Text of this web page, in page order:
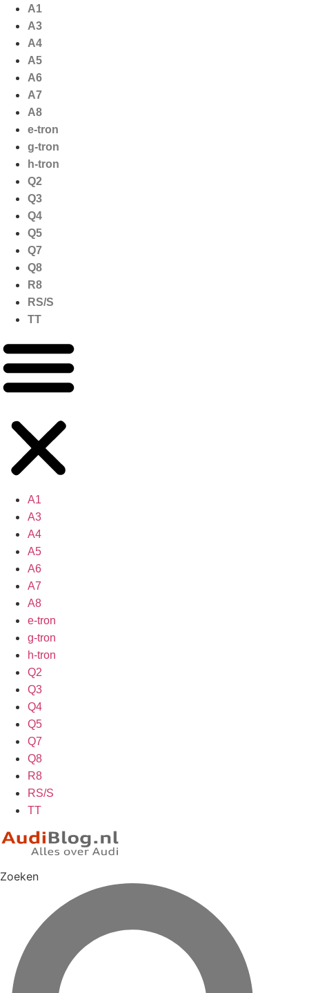
naar
inhoud
A1
A3
A4
A5
A6
A7
A8
e-tron
g-tron
h-tron
Q2
Q3
Q4
Q5
Q7
Q8
R8
RS/S
TT
A1
A3
A4
A5
A6
A7
A8
e-tron
g-tron
h-tron
Q2
Q3
Q4
Q5
Q7
Q8
R8
RS/S
TT
Zoeken